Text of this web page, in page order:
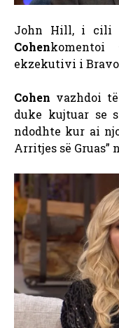
John Hill, i cili
Cohen
ekzekutivi i
Cohen vazhdoi
duke kujtuar se
ndodhte kur ai
Arritjes së Gruas”